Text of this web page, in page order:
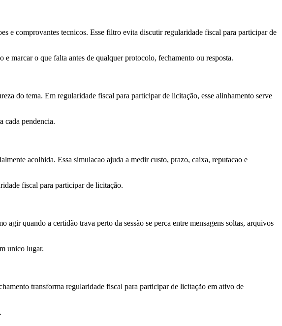
e comprovantes tecnicos. Esse filtro evita discutir regularidade fiscal para participar de
marcar o que falta antes de qualquer protocolo, fechamento ou resposta.
do tema. Em regularidade fiscal para participar de licitação, esse alinhamento serve
cada pendencia.
acolhida. Essa simulacao ajuda a medir custo, prazo, caixa, reputacao e
fiscal para participar de licitação.
quando a certidão trava perto da sessão se perca entre mensagens soltas, arquivos
unico lugar.
transforma regularidade fiscal para participar de licitação em ativo de